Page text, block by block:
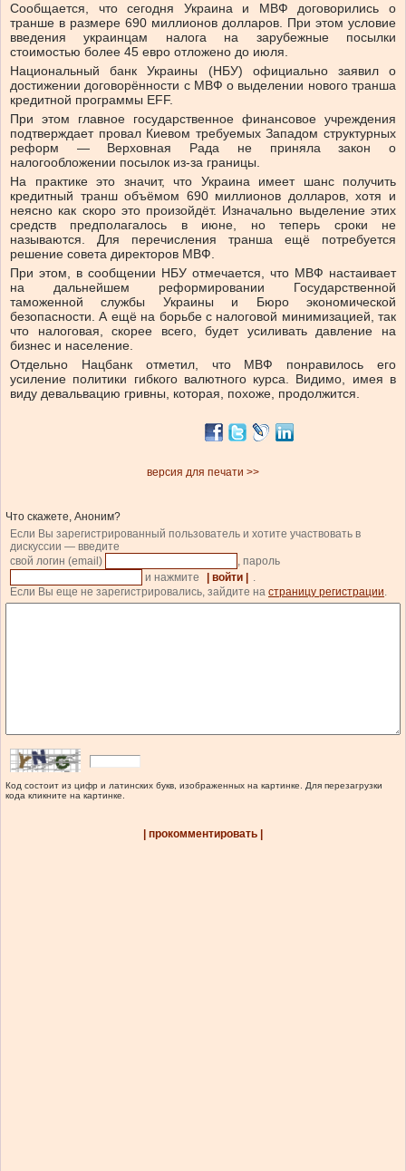
Сообщается, что сегодня Украина и МВФ договорились о
транше в размере 690 миллионов долларов. При этом условие
введения украинцам налога на зарубежные посылки
стоимостью более 45 евро отложено до июля.
Национальный банк Украины (НБУ) официально заявил о
достижении договорённости с МВФ о выделении нового транша
кредитной программы EFF.
При этом главное государственное финансовое учреждения
подтверждает провал Киевом требуемых Западом структурных
реформ — Верховная Рада не приняла закон о
налогообложении посылок из-за границы.
На практике это значит, что Украина имеет шанс получить
кредитный транш объёмом 690 миллионов долларов, хотя и
неясно как скоро это произойдёт. Изначально выделение этих
средств предполагалось в июне, но теперь сроки не
называются. Для перечисления транша ещё потребуется
решение совета директоров МВФ.
При этом, в сообщении НБУ отмечается, что МВФ настаивает
на дальнейшем реформировании Государственной
таможенной службы Украины и Бюро экономической
безопасности. А ещё на борьбе с налоговой минимизацией, так
что налоговая, скорее всего, будет усиливать давление на
бизнес и население.
Отдельно Нацбанк отметил, что МВФ понравилось его
усиление политики гибкого валютного курса. Видимо, имея в
виду девальвацию гривны, которая, похоже, продолжится.
версия для печати >>
Что скажете, Аноним?
Если Вы зарегистрированный пользователь и хотите участвовать в
дискуссии — введите
свой логин (email)
, пароль
и нажмите
| войти |
.
Если Вы еще не зарегистрировались, зайдите на страницу регистрации.
Код состоит из цифр и латинских букв, изображенных на картинке. Для перезагрузки
кода кликните на картинке.
| прокомментировать |